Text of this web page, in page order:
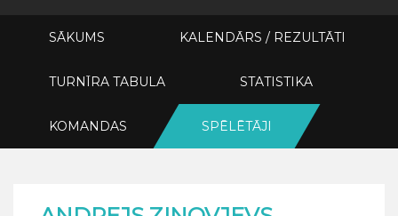
SĀKUMS KALENDĀRS / REZULTĀTI
TURNĪRA TABULA STATISTIKA
KOMANDAS SPĒLĒTĀJI